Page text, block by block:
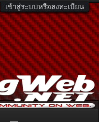
เข้าสู่ระบบหรือลงทะเบียน